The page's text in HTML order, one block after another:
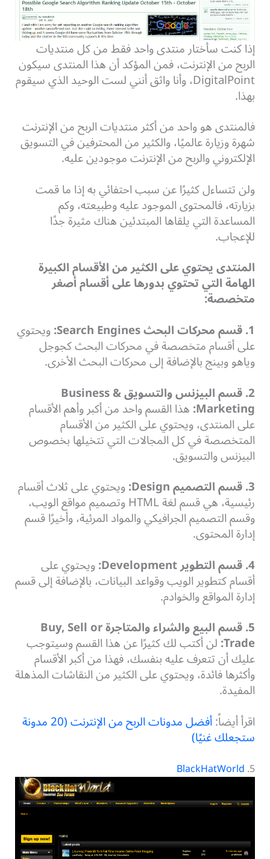
إذا كنت سأختار منتدى واحد فقط من كل منتديات
الربح من الإنترنت، فمن المؤكد أن هذا المنتدى سيكون
DigitalPoint، وأنا واثق أنني لست الوحيد الذي سيقوم
بهذا.
فالمنتدى هو واحد من أكثر منتديات الربح من الإنترنت
شهرة وزيارة عالميًا، والكثير من المحترفين في التسويق
الإلكتروني والربح من الإنترنت موجودين عليه.
ولن تتساءل كثيرًا عن سبب احتفائي به إذا ما قمت
بزيارته، فالمحتوى الموجود عليه وطبيعته، وكم
المساعدة التي يلقاها المبتدئين هناك مثيرة جدًا
للإعجاب.
المنتدى يحتوي على الكثير من الأقسام الكبيرة
الهامة التي تحتوي بدورها على أقسام أصغر
متخصصة:
1. قسم محركات البحث Search Engines:
ويحتوي
على أقسام متخصصة في محركات البحث كجوجل
وياهو وبينج بالإضافة إلى محركات البحث الأخرى.
2. قسم البيزنس والتسويق Business &
Marketing: هذا القسم واحد من أكبر وأهم الأقسام
على المنتدى، ويحتوي على الكثير من الأقسام
المتخصصة في كل المجالات التي تتخيلها بخصوص
البيزنس والتسويق.
3. قسم التصميم Design:
ويحتوي على ثلاث أقسام
رئيسية، هي قسم لغة HTML وتصميم مواقع الويب،
وقسم التصميم الجرافيكي والمواد المرئية، وأخيرًا قسم
إدارة المحتوى.
4. قسم التطوير Development:
ويحتوي على
أقسام كتطوير الويب وقواعد البيانات، بالإضافة إلى قسم
إدارة المواقع والخوادم.
5. قسم البيع والشراء والمتاجرة Buy, Sell or
Trade:لن أكتب لك كثيرًا عن هذا القسم وسيتوجب
عليك أن تتعرف عليه بنفسك، فهذا من أكبر الأقسام
وأكثرها فائدة، ويحتوي على الكثير من النقاشات المذهلة
المفيدة.
اقرأ أيضاً:
أفضل مدونات الربح من الإنترنت (20 مدونة
ستجعلك غنيًا)
5.
BlackHatWorld